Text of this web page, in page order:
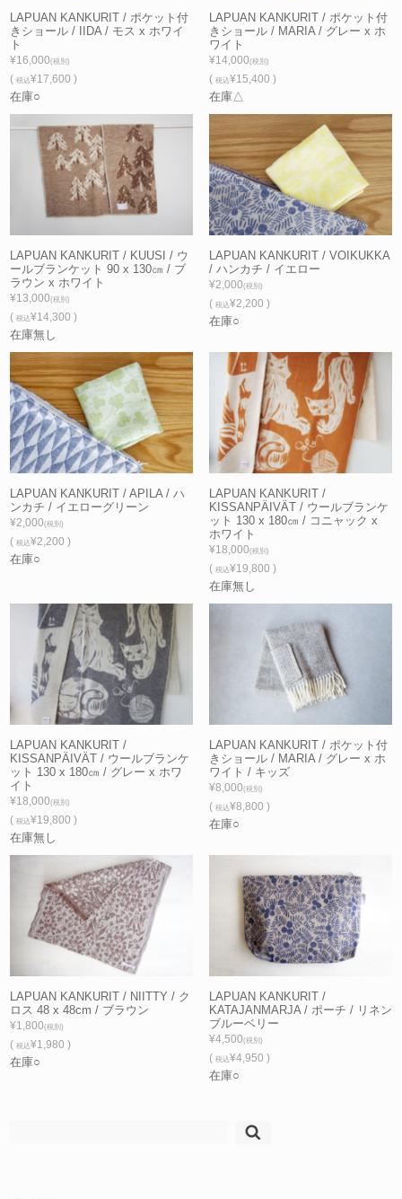
LAPUAN KANKURIT / ポケット付
きショール / IIDA / モス x ホワイ
ト
¥16,000(税別)
(税込¥17,600 )
在庫○
LAPUAN KANKURIT / ポケット付
きショール / MARIA / グレー x ホ
ワイト
¥14,000(税別)
( 税込¥15,400 )
在庫△
LAPUAN KANKURIT / KUUSI / ウ
ールブランケット 90 x 130㎝ / ブ
ラウン x ホワイト
¥13,000(税別)
(税込¥14,300 )
在庫無し
LAPUAN KANKURIT / VOIKUKKA
/ ハンカチ / イエロー
¥2,000(税別)
( 税込¥2,200 )
在庫○
LAPUAN KANKURIT / APILA / ハ
ンカチ / イエローグリーン
¥2,000(税別)
(税込¥2,200 )
在庫○
LAPUAN KANKURIT /
KISSANPÄIVÄT / ウールブランケ
ット 130 x 180㎝ / コニャック x
ホワイト
¥18,000(税別)
( 税込¥19,800 )
在庫無し
LAPUAN KANKURIT /
KISSANPÄIVÄT / ウールブランケ
ット 130 x 180㎝ / グレー x ホワ
イト
¥18,000(税別)
(税込¥19,800 )
在庫無し
LAPUAN KANKURIT / ポケット付
きショール / MARIA / グレー x ホ
ワイト / キッズ
¥8,000(税別)
( 税込¥8,800 )
在庫○
LAPUAN KANKURIT / NIITTY / ク
ロス 48 x 48cm / ブラウン
¥1,800(税別)
(税込¥1,980 )
在庫○
LAPUAN KANKURIT /
KATAJANMARJA / ポーチ / リネン
ブルーベリー
¥4,500(税別)
( 税込¥4,950 )
在庫○